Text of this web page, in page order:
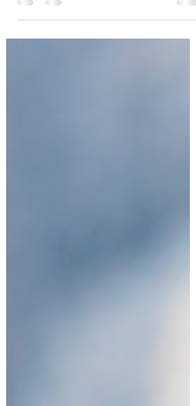
5 erros mais comuns na
comunicação de uma empresa